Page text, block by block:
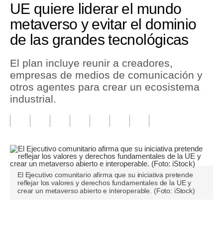
Economía
Mercados
Política
Tu Dinero
Finanzas Personales
Plus G
Opinión
Editorial
UE quiere liderar el mundo
metaverso y evitar el dominio
de las grandes tecnológicas
El plan incluye reunir a creadores,
empresas de medios de comunicación y
otros agentes para crear un ecosistema
industrial.
El Ejecutivo comunitario afirma que su iniciativa pretende
reflejar los valores y derechos fundamentales de la UE y
crear un metaverso abierto e interoperable. (Foto: iStock)